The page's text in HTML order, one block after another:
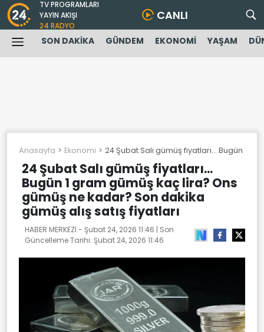
TV PROGRAMLARI
YAYIN AKIŞI
24 RADYO
CANLI
SON DAKİKA GÜNDEM EKONOMİ YAŞAM
Anasayfa Ekonomi 24 Şubat Salı gümüş fiyatları... Bugün 1
24 Şubat Salı gümüş fiyatları...
Bugün 1 gram gümüş kaç lira? Ons
gümüş ne kadar? Son dakika
gümüş alış satış fiyatları
HABER MERKEZİ - Şubat 24, 2026 11:46 | Son
Güncelleme Tarihi: Şubat 24, 2026 11:46